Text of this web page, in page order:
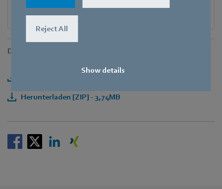
Reject All
Show details
Downloads
Herunterladen [ZIP] - 3,74MB